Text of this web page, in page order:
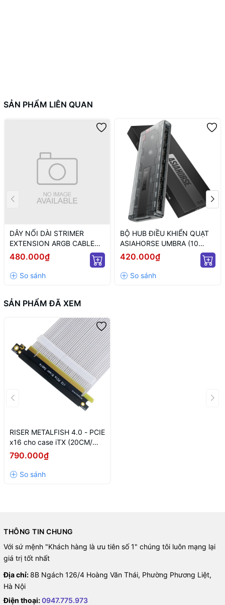
SẢN PHẨM LIÊN QUAN
DÂY NỐI DÀI STRIMER
EXTENSION ARGB CABLE
12+4 TO 12P+4P WHITE
(MÀU TRẮNG/ 12VHPWR)
480.000₫
BỘ HUB ĐIỀU KHIỂN QUẠT
ASIAHORSE UMBRA (10
CỔNG KẾT NỐI PWM VÀ 5V
ARGB/ NGUỒN SATA)
420.000₫
SẢN PHẨM ĐÃ XEM
RISER METALFISH 4.0 - PCIE
x16 cho case iTX (20CM/
MÀU BẠC)
790.000₫
THÔNG TIN CHUNG
Với sứ mệnh "Khách hàng là ưu tiên số 1" chúng tôi luôn mạng lại
giá trị tốt nhất
Địa chỉ: 8B Ngách 126/4 Hoàng Văn Thái, Phường Phương Liệt,
Hà Nội
Điện thoại:0947.775.973